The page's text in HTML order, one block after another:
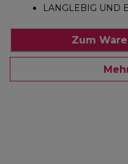
LANGLEBIG UND
Zum